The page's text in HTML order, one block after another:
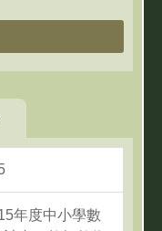
年度中小學數